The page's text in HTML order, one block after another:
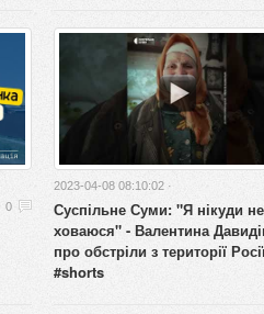
0
2023-04-08 08:10:02 ·
Суспільне Суми: "Я нікуди не
ховаюся" - Валентина
про обстріли з території
#shorts